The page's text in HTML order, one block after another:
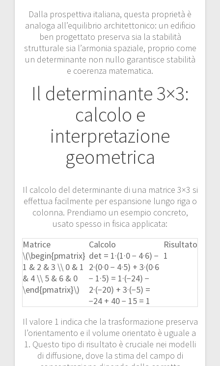
Dalla prospettiva italiana, questa proprietà è
analoga all’equilibrio architettonico: un edificio
ben progettato preserva sia la stabilità
strutturale sia l’armonia spaziale, proprio come
un determinante non nullo garantisce stabilità
e coerenza matematica.
Il determinante 3×3:
calcolo e
interpretazione
geometrica
Il calcolo del determinante di una matrice 3×3 si
effettua facilmente per espansione lungo riga o
colonna. Prendiamo un esempio concreto,
usato spesso in fisica applicata:
Matrice
Calcolo
Risultato
\(\begin{pmatrix}
1 & 2 & 3 \\ 0 & 1
& 4 \\ 5 & 6 & 0
\end{pmatrix}\)
det = 1·(1·0 − 4·6) −
2·(0·0 − 4·5) + 3·(0·6
− 1·5) = 1·(−24) −
2·(−20) + 3·(−5) =
−24 + 40 − 15 = 1
1
Il valore 1 indica che la trasformazione preserva
l’orientamento e il volume orientato è uguale a
1. Questo tipo di risultato è cruciale nei modelli
di diffusione, dove la stima del campo di